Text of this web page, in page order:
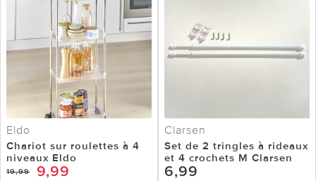
Eldo
Chariot sur roulettes à 4
niveaux Eldo
19,99 9,99
Clarsen
Set de 2 tringles à rideaux
et 4 crochets M Clarsen
6,99